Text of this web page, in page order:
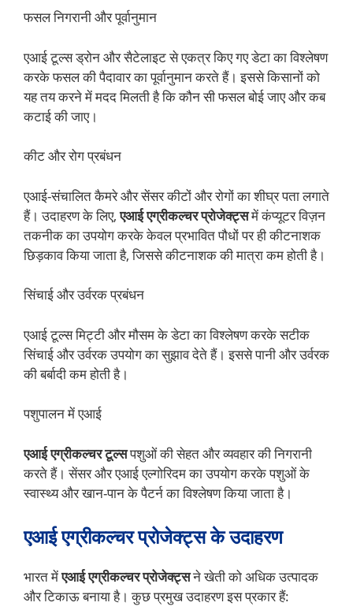
फसल निगरानी और पूर्वानुमान
एआई टूल्स ड्रोन और सैटेलाइट से एकत्र किए गए डेटा का विश्लेषण
करके फसल की पैदावार का पूर्वानुमान करते हैं। इससे किसानों को
यह तय करने में मदद मिलती है कि कौन सी फसल बोई जाए और कब
कटाई की जाए।
कीट और रोग प्रबंधन
एआई-संचालित कैमरे और सेंसर कीटों और रोगों का शीघ्र पता लगाते
हैं। उदाहरण के लिए,एआई एग्रीकल्चर प्रोजेक्ट्समें कंप्यूटर विज़न
तकनीक का उपयोग करके केवल प्रभावित पौधों पर ही कीटनाशक
छिड़काव किया जाता है, जिससे कीटनाशक की मात्रा कम होती है।
सिंचाई और उर्वरक प्रबंधन
एआई टूल्स मिट्टी और मौसम के डेटा का विश्लेषण करके सटीक
सिंचाई और उर्वरक उपयोग का सुझाव देते हैं। इससे पानी और उर्वरक
की बर्बादी कम होती है।
पशुपालन में एआई
एआई एग्रीकल्चर टूल्सपशुओं की सेहत और व्यवहार की निगरानी
करते हैं। सेंसर और एआई एल्गोरिदम का उपयोग करके पशुओं के
स्वास्थ्य और खान-पान के पैटर्न का विश्लेषण किया जाता है।
एआई एग्रीकल्चर प्रोजेक्ट्स के उदाहरण
भारत मेंएआई एग्रीकल्चर प्रोजेक्ट्सने खेती को अधिक उत्पादक
और टिकाऊ बनाया है। कुछ प्रमुख उदाहरण इस प्रकार हैं: